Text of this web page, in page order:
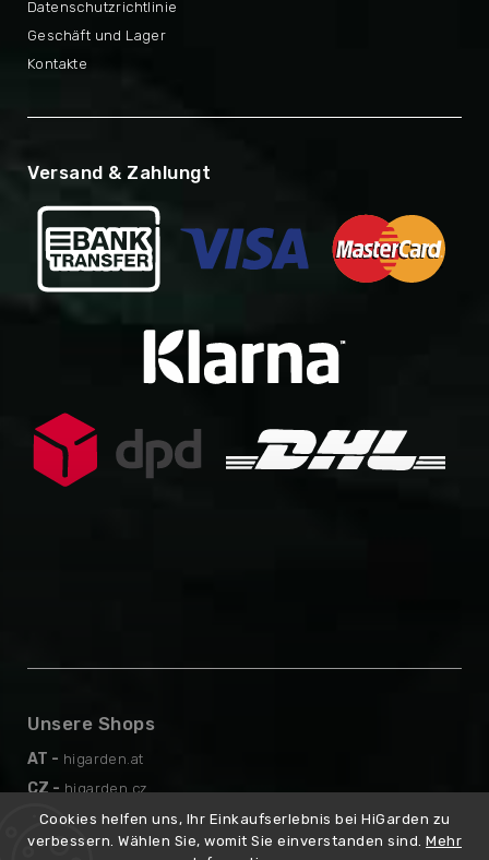
Cookies helfen uns, Ihr Einkaufserlebnis bei HiGarden zu
verbessern. Wählen Sie, womit Sie einverstanden sind. Mehr
Datenschutzrichtlinie
Geschäft und Lager
Kontakte
Versand & Zahlungt
Unsere Shops
AT - higarden.at
CZ - higarden.cz
EN - higarden.eu
PL - higarden.pl